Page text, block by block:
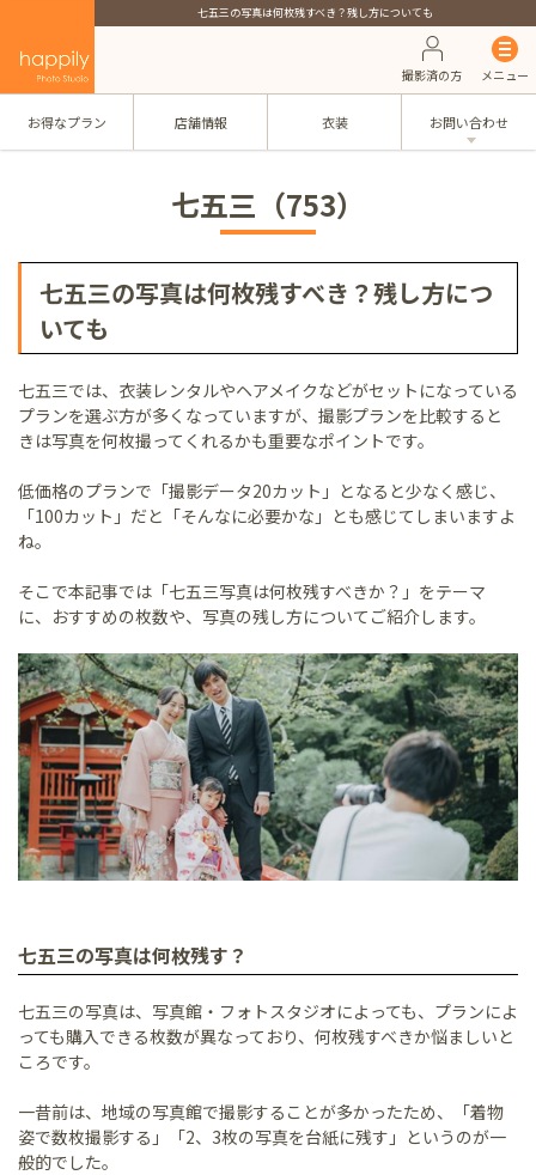
七五三の写真は何枚残すべき？残し方についても
撮影済の方 メニュー
お得なプラン 店舗情報 衣装 お問い合わせ
七五三（753）
七五三の写真は何枚残すべき？残し方につ
いても
七五三では、衣装レンタルやヘアメイクなどがセットになっている
プランを選ぶ方が多くなっていますが、撮影プランを比較すると
きは写真を何枚撮ってくれるかも重要なポイントです。
低価格のプランで「撮影データ20カット」となると少なく感じ、
「100カット」だと「そんなに必要かな」とも感じてしまいますよ
ね。
そこで本記事では「七五三写真は何枚残すべきか？」をテーマ
に、おすすめの枚数や、写真の残し方についてご紹介します。
七五三の写真は何枚残す？
七五三の写真は、写真館・フォトスタジオによっても、プランによ
っても購入できる枚数が異なっており、何枚残すべきか悩ましいと
ころです。
一昔前は、地域の写真館で撮影することが多かったため、「着物
姿で数枚撮影する」「2、3枚の写真を台紙に残す」というのが一
般的でした。